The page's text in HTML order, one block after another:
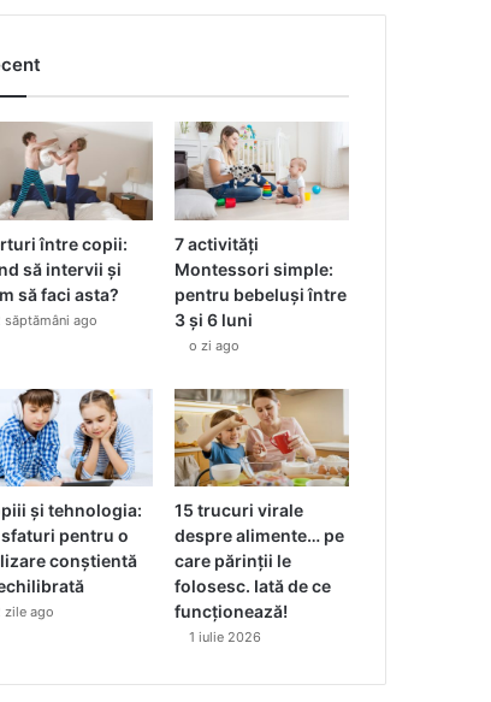
între copii:
să intervii și
să faci asta?
săptămâni ago
7 activități
Montessori simple:
pentru bebeluși între
3 și 6 luni
o zi ago
și tehnologia:
sfaturi pentru o
conștientă
zile ago
15 trucuri virale
despre alimente… pe
care părinții le
folosesc. Iată de ce
funcționează!
1 iulie 2026